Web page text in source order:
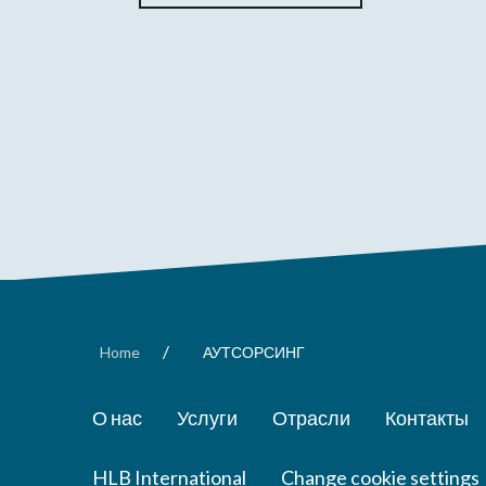
Home / АУТСОРСИНГ
О нас Услуги Отрасли Контакты
HLB International Change cookie settings